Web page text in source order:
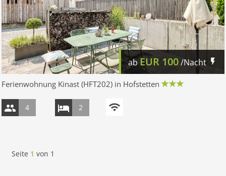
ab EUR 100/Nacht
Ferienwohnung Kinast (HFT202) in Hofstetten
4 2
Seite 1 von 1